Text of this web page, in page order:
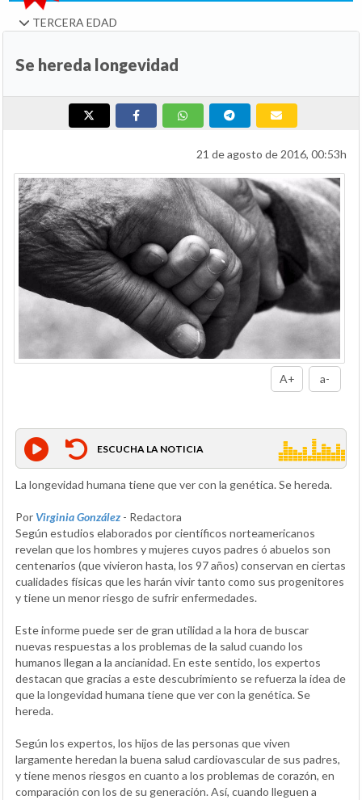
TERCERA EDAD
Se hereda longevidad
21 de agosto de 2016, 00:53h
A+ a-
ESCUCHA LA NOTICIA
La longevidad humana tiene que ver con la genética. Se hereda.
Por Virginia González - Redactora
Según estudios elaborados por científicos norteamericanos
revelan que los hombres y mujeres cuyos padres ó abuelos son
centenarios (que vivieron hasta, los 97 años) conservan en ciertas
cualidades físicas que les harán vivir tanto como sus progenitores
y tiene un menor riesgo de sufrir enfermedades.
Este informe puede ser de gran utilidad a la hora de buscar
nuevas respuestas a los problemas de la salud cuando los
humanos llegan a la ancianidad. En este sentido, los expertos
destacan que gracias a este descubrimiento se refuerza la idea de
que la longevidad humana tiene que ver con la genética. Se
hereda.
Según los expertos, los hijos de las personas que viven
largamente heredan la buena salud cardiovascular de sus padres,
y tiene menos riesgos en cuanto a los problemas de corazón, en
comparación con los de su generación. Así, cuando lleguen a